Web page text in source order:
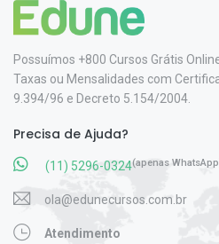
Possuímos +800 Cursos Grátis
Taxas ou Mensalidades com
9.394/96 e Decreto 5.154/2004.
Precisa de Ajuda?
(11) 5296-0324(apenas
ola@edunecursos.com.br
Atendimento